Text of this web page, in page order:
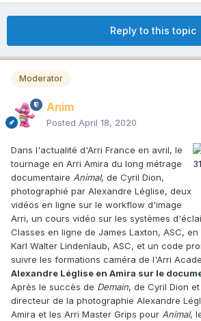
Reply to this topic
Moderator
Anim
Posted April 18, 2020
Dans l'actualité d'Arri France en avril, le
tournage en Arri Amira du long métrage
documentaire Animal, de Cyril Dion,
photographié par Alexandre Léglise, deux
vidéos en ligne sur le workflow d'image
Arri, un cours vidéo sur les systèmes
Classes en ligne de James Laxton, ASC,
Karl Walter Lindenlaub, ASC, et un code
suivre les formations caméra de l'Arri
Alexandre Léglise en Amira sur le
Après le succès de Demain, de Cyril Dion
directeur de la photographie Alexandre
Amira et les Arri Master Grips pour Animal,